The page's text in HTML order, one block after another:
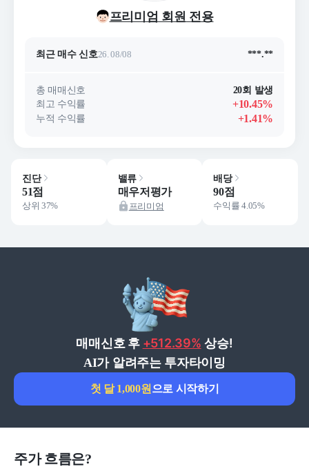
프리미엄 회원 전용
최근 매수 신호26. 08/08 ***.**
최근 매수 신호 상승률 ***.**
총 매매신호
20회 발생
최고 수익률
+10.45%
누적 수익률 +1.41%
진단
51점
상위 37%
밸류
매우저평가
프리미엄
배당
90점
수익률 4.05%
매매신호 후 +512.39% 상승!
AI가 알려주는 투자타이밍
첫 달 1,000원 으로 시작하기
주가 흐름은?